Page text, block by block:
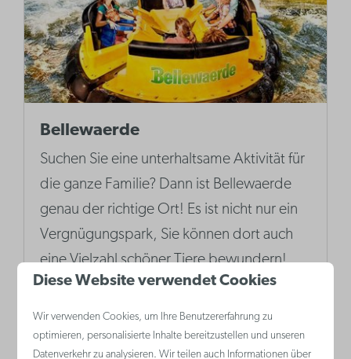
Bellewaerde
Suchen Sie eine unterhaltsame Aktivität für
die ganze Familie? Dann ist Bellewaerde
genau der richtige Ort! Es ist nicht nur ein
Vergnügungspark, Sie können dort auch
eine Vielzahl schöner Tiere bewundern!
Mehr
Diese Website verwendet Cookies
Wir verwenden Cookies, um Ihre Benutzererfahrung zu
optimieren, personalisierte Inhalte bereitzustellen und unseren
Datenverkehr zu analysieren. Wir teilen auch Informationen über